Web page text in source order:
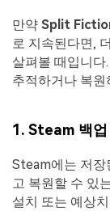
만약 Split
로 지속된다면,
살펴볼 때입니다
추적하거나 복
1. Steam 백업
Steam에는 저장
고 복원할 수 있
설치 또는 예상